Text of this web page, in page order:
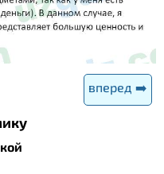
вперед ➡️